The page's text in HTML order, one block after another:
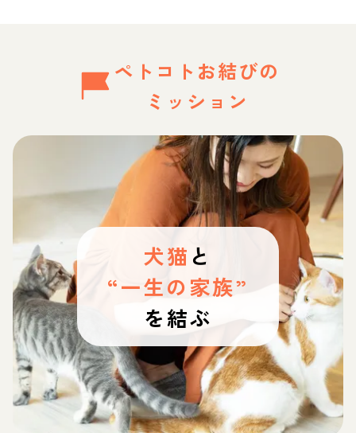
ペトコトお結びの
ミッション
犬猫 と
“一生の家族”
を結ぶ